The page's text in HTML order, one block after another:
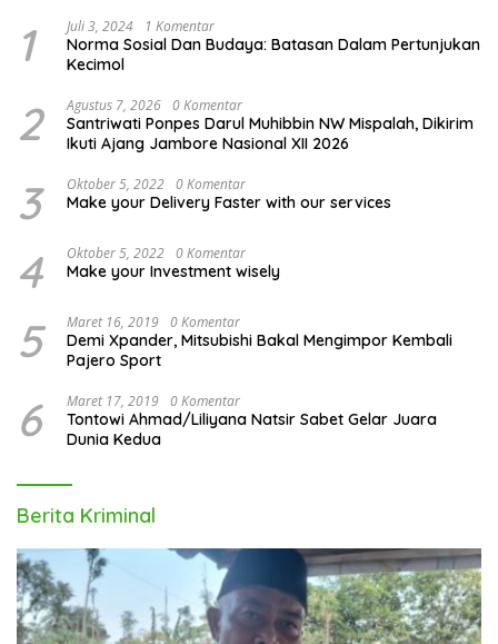
1 Juli 3, 2024 1 Komentar
Norma Sosial Dan Budaya: Batasan Dalam Pertunjukan
Kecimol
2 Agustus 7, 2026 0 Komentar
Santriwati Ponpes Darul Muhibbin NW Mispalah, Dikirim
Ikuti Ajang Jambore Nasional XII 2026
3 Oktober 5, 2022 0 Komentar
Make your Delivery Faster with our services
4 Oktober 5, 2022 0 Komentar
Make your Investment wisely
5 Maret 16, 2019 0 Komentar
Demi Xpander, Mitsubishi Bakal Mengimpor Kembali
Pajero Sport
6 Maret 17, 2019 0 Komentar
Tontowi Ahmad/Liliyana Natsir Sabet Gelar Juara
Dunia Kedua
Berita Kriminal